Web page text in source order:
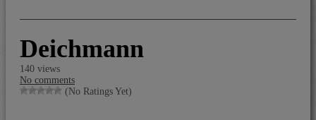
Deichmann
140 views
No comments
(No Ratings Yet)